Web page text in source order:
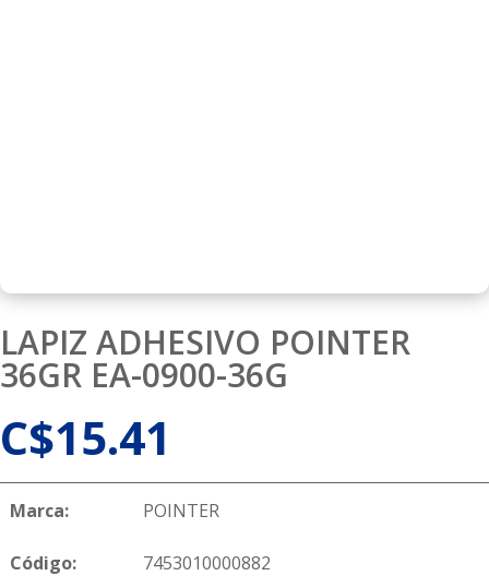
LAPIZ ADHESIVO POINTER
36GR EA-0900-36G
C$15.41
Marca: POINTER
Código: 7453010000882